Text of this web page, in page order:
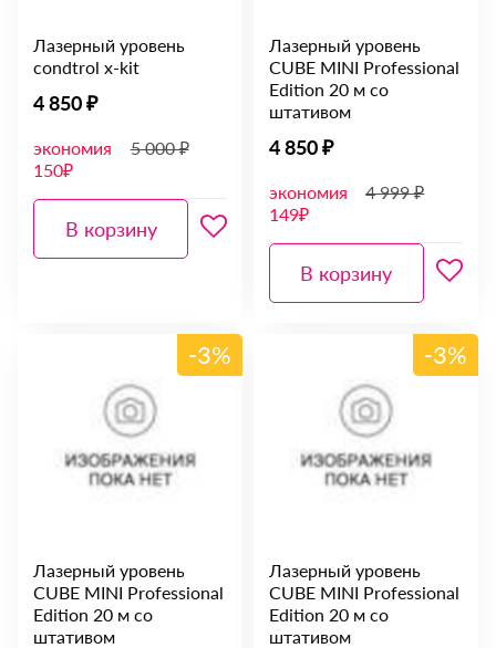
Лазерный уровень
condtrol x-kit
4 850 ₽
экономия
150₽
5 000 ₽
В корзину
Лазерный уровень
CUBE MINI Professional
Edition 20 м со
штативом
4 850 ₽
экономия
149₽
4 999 ₽
В корзину
-3%
Лазерный уровень
CUBE MINI Professional
Edition 20 м со
штативом
-3%
Лазерный уровень
CUBE MINI Professional
Edition 20 м со
штативом